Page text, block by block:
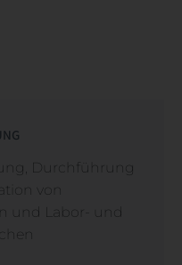
Durchführung
von
und Labor- und